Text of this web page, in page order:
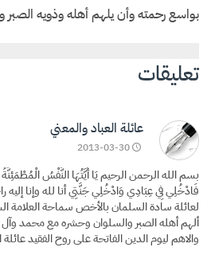
بواسع رحمته وأن يلهم أهله وذويه الصبر
تعليقات
عائلة العباد والمعني
2013-03-30
بسم الله الرحمن الرحيم يَا أَيَّتُهَا النَّفْسُ
فَادْخُلِي فِي عِبَادِي وَادْخُلِي جَنَّتِي أنا لله وإنا إليه
لعائلة سادة السلمان بالأخص سماحة العلامة
ألهم أهله الصبر والسلوان وحشره مع محمد
والاهم ليوم الدين الفاتحة على روح الفقيد عائلة